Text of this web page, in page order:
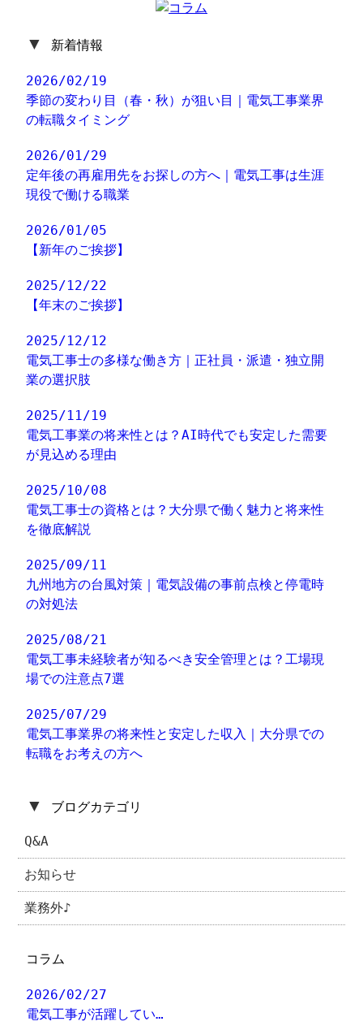
▼ 新着情報
2026/02/19
季節の変わり目（春・秋）が狙い目｜電気工事業界
の転職タイミング
2026/01/29
定年後の再雇用先をお探しの方へ｜電気工事は生涯
現役で働ける職業
2026/01/05
【新年のご挨拶】
2025/12/22
【年末のご挨拶】
2025/12/12
電気工事士の多様な働き方｜正社員・派遣・独立開
業の選択肢
2025/11/19
電気工事業の将来性とは？AI時代でも安定した需要
が見込める理由
2025/10/08
電気工事士の資格とは？大分県で働く魅力と将来性
を徹底解説
2025/09/11
九州地方の台風対策｜電気設備の事前点検と停電時
の対処法
2025/08/21
電気工事未経験者が知るべき安全管理とは？工場現
場での注意点7選
2025/07/29
電気工事業界の将来性と安定した収入｜大分県での
転職をお考えの方へ
▼ ブログカテゴリ
Q&A
お知らせ
業務外♪
コラム
2026/02/27
電気工事が活躍してい…